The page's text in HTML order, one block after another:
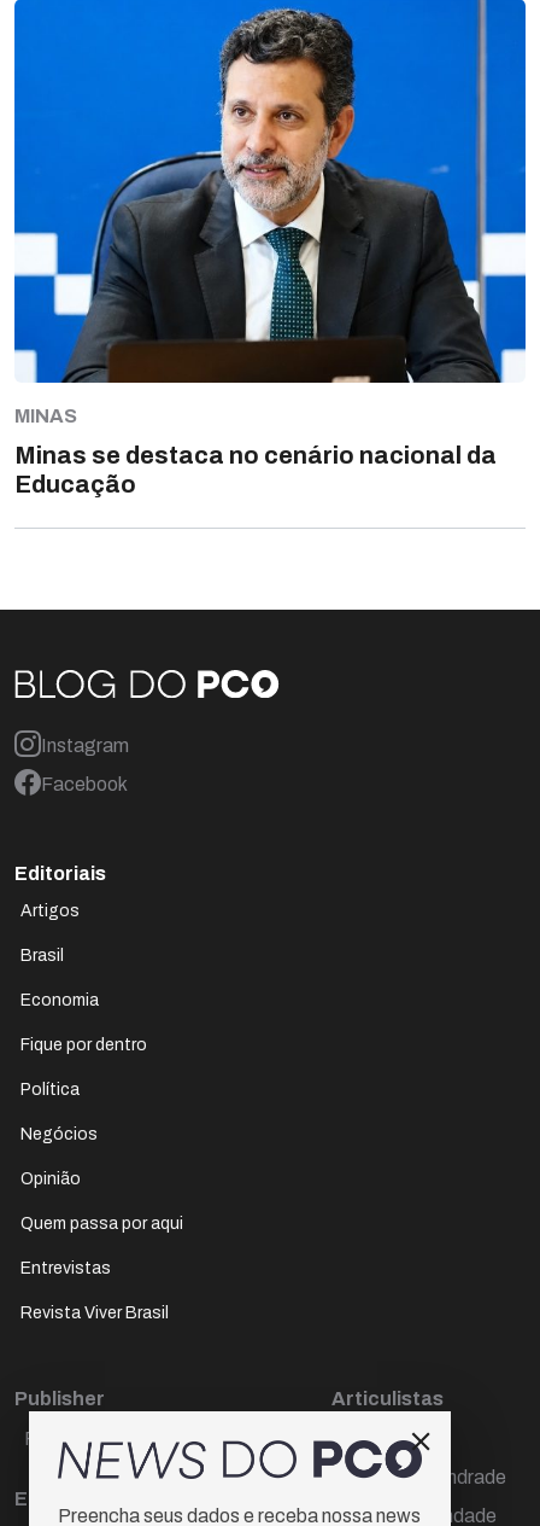
MINAS
Minas se destaca no cenário nacional da
Educação
Instagram
Facebook
Editoriais
Artigos
Brasil
Economia
Fique por dentro
Política
Negócios
Opinião
Quem passa por aqui
Entrevistas
Revista Viver Brasil
Publisher
Paulo Cesar de Oliveira
Editora Chefe
Articulistas
Décio Freire
Dr Marcos Andrade
Hamilton Trindade
Preencha seus dados e receba nossa news